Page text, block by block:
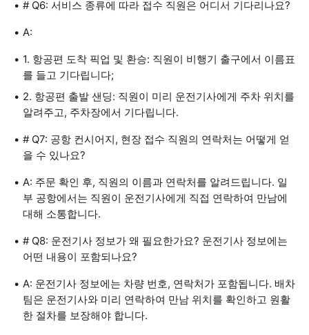
# Q6: 서비스 종류에 따라 접수 직원은 어디서 기다리나요?
A:
1. 항공편 도착 픽업 및 환승: 직원이 비행기 출구에서 이름표
를 들고 기다립니다;
2. 항공편 출발 샌딩: 직원이 미리 운전기사에게 주차 위치를
알려주고, 주차장에서 기다립니다.
# Q7: 공항 컨시어지, 현장 접수 직원의 연락처는 어떻게 얻
을 수 있나요?
A: 주문 확인 후, 직원의 이름과 연락처를 알려드립니다. 일
부 공항에서는 직원이 운전기사에게 직접 연락하여 만남에
대해 소통합니다.
# Q8: 운전기사 정보가 왜 필요한가요? 운전기사 정보에는
어떤 내용이 포함되나요?
A: 운전기사 정보에는 차량 번호, 연락처가 포함됩니다. 배차
팀은 운전기사와 미리 연락하여 만남 위치를 확인하고 원활
한 절차를 보장해야 합니다.